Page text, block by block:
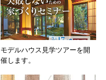
モデルハウス見学ツアーを開
催します。